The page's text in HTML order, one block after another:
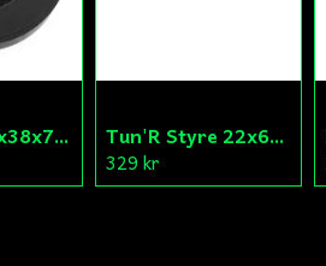
Packbox 20x38x7 Vevparti Derbi (original) Tun'R Styre 22x630mm Vit
329 kr